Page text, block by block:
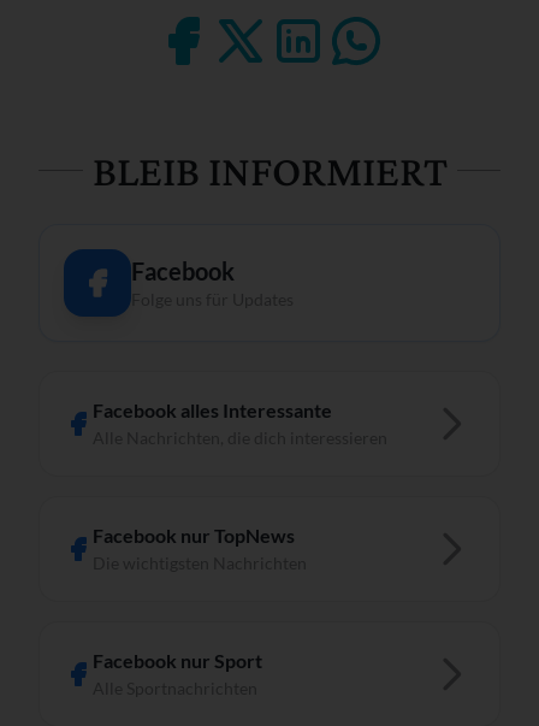
BLEIB INFORMIERT
Facebook
Facebook alles Interessante
Facebook nur TopNews
Facebook nur Sport